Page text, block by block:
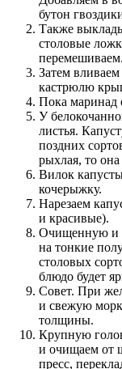
бутон
Также
столовые
перемешиваем.
Затем
кастрюлю
Пока маринад
У
листья.
поздних
рыхлая, то
Вилок
кочерыжку.
Нарезаем
и красивые).
Очищенную и
на тонкие
столовых
блюдо будет
Совет. При
и свежую
толщины.
Крупную
и очищаем от
пресс,